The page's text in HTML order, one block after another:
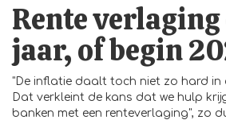
Rente
jaar, of begin
"De inflatie daalt toch niet zo hard in
Dat verkleint de kans dat we hulp
banken met een renteverlaging", zo